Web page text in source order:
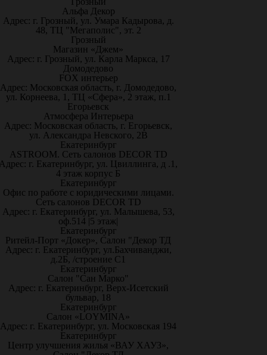
Альфа Декор
Адрес: г. Грозный, ул. Умара Кадырова, д.
48, ТЦ "Мегаполис", эт. 2
Грозный
Магазин «Джем»
Адрес: г. Грозный, ул. Карла Маркса, 17
Домодедово
FOX интерьер
Адрес: Московская область, г. Домодедово,
ул. Корнеева, 1, ТЦ «Сфера», 2 этаж, п.1
Егорьевск
Атмосфера Интерьера
Адрес: Московская область, г. Егорьевск,
ул. Александра Невского, 2В
Екатеринбург
ASTROOM. Сеть салонов DECOR TD
г. Екатеринбург, ул. Цвиллинга, д .1,
4 этаж корпус Б
Екатеринбург
Офис по работе с юридическими лицами.
Сеть салонов DECOR TD
Адрес: г. Екатеринбург, ул. Малышева, 53,
оф.514 |5 этаж|
Екатеринбург
Ритейл-Порт «Докер», Салон "Декор ТД
Адрес: г. Екатеринбург, ул.Бахчиванджи,
д.2Б, /строение С1
Екатеринбург
Салон "Сан Марко"
Адрес: г. Екатеринбург, Верх-Исетский
бульвар, 18
Екатеринбург
Салон «LOYMINA»
Адрес: г. Екатеринбург, ул. Московская 194
Екатеринбург
Центр улучшения жилья «ВАУ ХАУЗ»,